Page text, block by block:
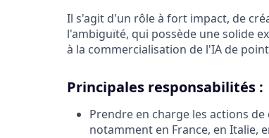
Il s'agit d'un rôle à fort impact, de
l'ambiguïté, qui possède une solide
à la commercialisation de l'IA de
Principales responsabilités :
Prendre en charge les actions de
notamment en France, en Italie,